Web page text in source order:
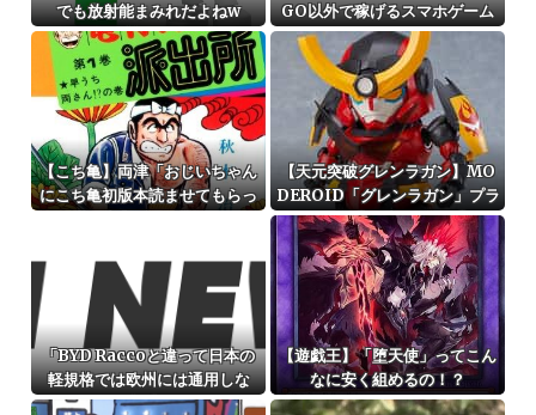
でも放射能まみれだよねw
w』、『放射能は炎で燃え尽き
ました！』
GO以外で稼げるスマホゲーム
ってあるんだっけ？
【こち亀】両津「おじいちゃん
にこち亀初版本読ませてもらっ
【天元突破グレンラガン】MO
DEROID「グレンラガン」プラ
モデル【再販予約開始】
「BYD Raccoと違って日本の
軽規格では欧州には通用しな
い」と自動車系ライターが示
【遊戯王】「堕天使」ってこん
なに安く組めるの！？